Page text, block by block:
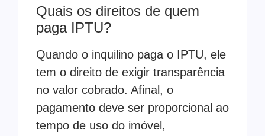
Quais os direitos de quem
paga IPTU?
Quando o inquilino paga o IPTU, ele
tem o direito de exigir transparência
no valor cobrado. Afinal, o
pagamento deve ser proporcional ao
tempo de uso do imóvel,